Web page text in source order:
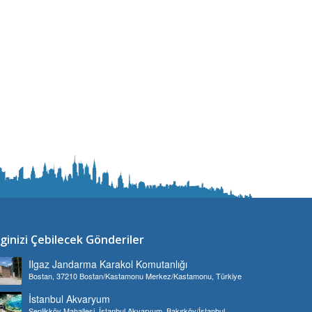
Çebilecek Gönderiler
Ilgaz Jandarma Karakol Komutanlığı
Bostan, 37210 Bostan/Kastamonu Merkez/Kastamonu, Türkiye
İstanbul Akvaryum